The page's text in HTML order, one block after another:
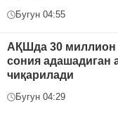
Бугун 04:55
АҚШда 30 миллион
сония адашадиган
чиқарилади
Бугун 04:29